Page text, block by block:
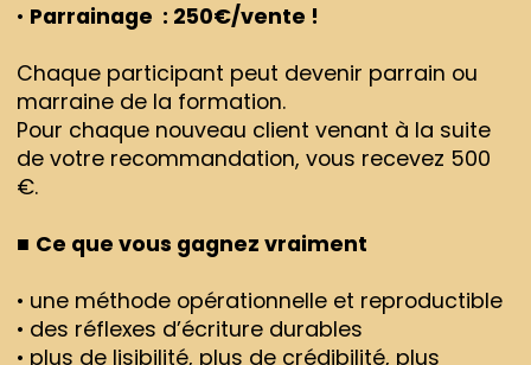
• Parrainage : 250€/vente !
Chaque participant peut devenir parrain ou
marraine de la formation.
Pour chaque nouveau client venant à la suite
de votre recommandation, vous recevez 500
€.
■ Ce que vous gagnez vraiment
• une méthode opérationnelle et reproductible
• des réflexes d’écriture durables
• plus de lisibilité, plus de crédibilité, plus